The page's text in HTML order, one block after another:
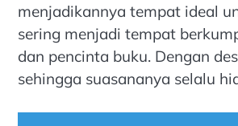
menjadikannya tempat ideal
sering menjadi tempat
dan pencinta buku. Dengan
sehingga suasananya selalu